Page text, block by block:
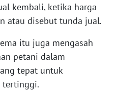
kembali, ketika harga
atau disebut tunda jual.
itu juga mengasah
petani dalam
tepat untuk
tertinggi.